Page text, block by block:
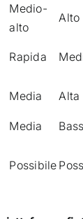
Medio-
alto
Alto
Rapida
Media Alta
Media
Possibile